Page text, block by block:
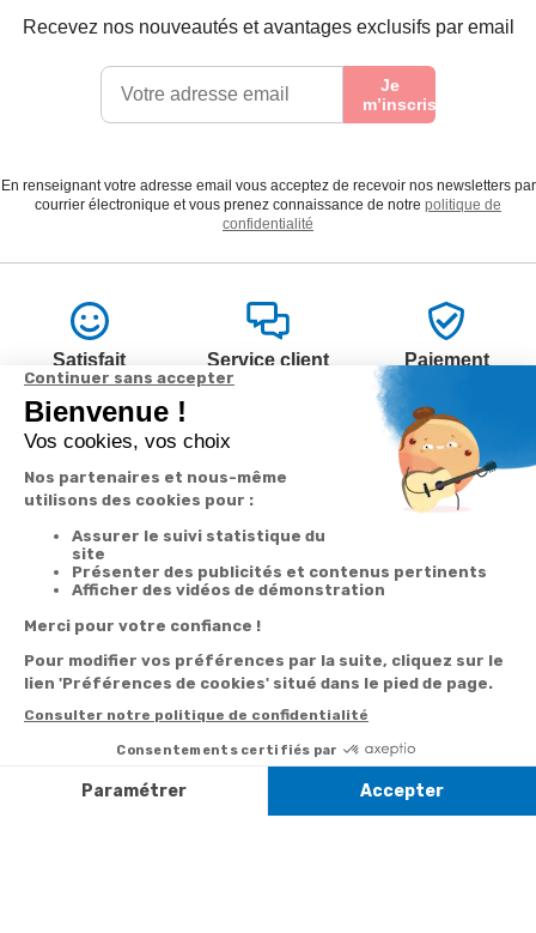
Recevez nos nouveautés et avantages exclusifs par email
Je
m’inscris
En renseignant votre adresse email vous acceptez de recevoir nos newsletters par
courrier électronique et vous prenez connaissance de notre politique de
confidentialité
Satisfait
ou remboursé
Service client
à votre écoute
Paiement
Garantie
2 ans
Livraison
à la carte
Suivi de
commande
Votre
commande
Suivi de
commande
Satisfait ou
Nos services
Besoin d'aide
Abonnement à la
newsletter
la newsletter
1ère visite
Par
Messenger
Du lundi au
samedi de 8h à